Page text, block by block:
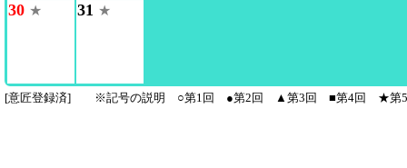
30 ★ 31 ★
[意匠登録済] ※記号の説明 ○第1回 ●第2回 ▲第3回 ■第4回 ★第